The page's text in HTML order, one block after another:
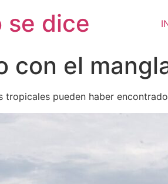
se dice
con el
tropicales pueden haber